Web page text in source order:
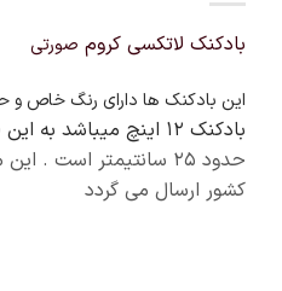
بادکنک لاتکسی کروم صورتی
این بادکنک ها دارای رنگ خاص و
بادکنک 12 اینچ میباشد به این صورت که
حدود ۲۵ سانتیمتر است
کشور ارسال می گردد